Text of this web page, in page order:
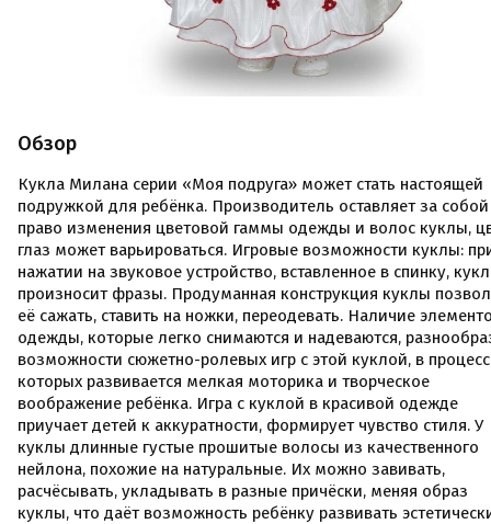
Обзор
Кукла Милана серии «Моя подруга» может стать настоящей
подружкой для ребёнка. Производитель оставляет за собой
право изменения цветовой гаммы одежды и волос куклы,
глаз может варьироваться. Игровые возможности куклы:
нажатии на звуковое устройство, вставленное в спинку,
произносит фразы. Продуманная конструкция куклы
её сажать, ставить на ножки, переодевать. Наличие
одежды, которые легко снимаются и надеваются,
возможности сюжетно-ролевых игр с этой куклой, в
которых развивается мелкая моторика и творческое
воображение ребёнка. Игра с куклой в красивой одежде
приучает детей к аккуратности, формирует чувство стиля. У
куклы длинные густые прошитые волосы из качественного
нейлона, похожие на натуральные. Их можно завивать,
расчёсывать, укладывать в разные причёски, меняя образ
куклы, что даёт возможность ребёнку развивать